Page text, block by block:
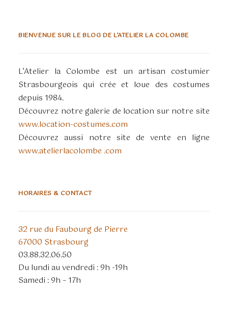
BIENVENUE SUR LE BLOG DE L’ATELIER LA COLOMBE
L’Atelier la Colombe est un artisan costumier
Strasbourgeois qui crée et loue des costumes
depuis 1984.
Découvrez notre galerie de location sur notre site
www.location-costumes.com
Découvrez aussi notre site de vente en ligne
www.atelierlacolombe .com
HORAIRES & CONTACT
32 rue du Faubourg de Pierre
67000 Strasbourg
03.88.32.06.50
Du lundi au vendredi : 9h -19h
Samedi : 9h – 17h